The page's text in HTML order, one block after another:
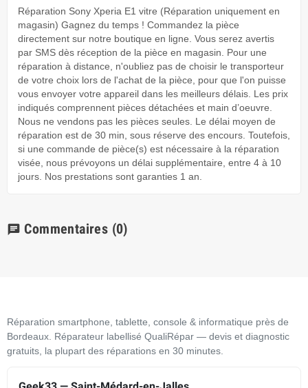
Réparation Sony Xperia E1 vitre (Réparation uniquement en
magasin) Gagnez du temps ! Commandez la pièce
directement sur notre boutique en ligne. Vous serez avertis
par SMS dès réception de la pièce en magasin. Pour une
réparation à distance, n'oubliez pas de choisir le transporteur
de votre choix lors de l'achat de la pièce, pour que l'on puisse
vous envoyer votre appareil dans les meilleurs délais. Les prix
indiqués comprennent pièces détachées et main d’oeuvre.
Nous ne vendons pas les pièces seules. Le délai moyen de
réparation est de 30 min, sous réserve des encours. Toutefois,
si une commande de pièce(s) est nécessaire à la réparation
visée, nous prévoyons un délai supplémentaire, entre 4 à 10
jours. Nos prestations sont garanties 1 an.
chat Commentaires (0)
Réparation smartphone, tablette, console & informatique près de
Bordeaux. Réparateur labellisé QualiRépar — devis et diagnostic
gratuits, la plupart des réparations en 30 minutes.